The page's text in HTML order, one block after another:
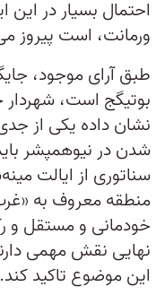
احتمال بسیار در این
ورمانت، است پیروز
طبق آرای موجود،
بوتیگج است،
نشان داده یکی از
شدن در نیوهمپشر
سناتوری از ایالت
منطقه معروف به
خودمانی و مستقل و
نهایی نقش مهمی
این موضوع تاکید کند.